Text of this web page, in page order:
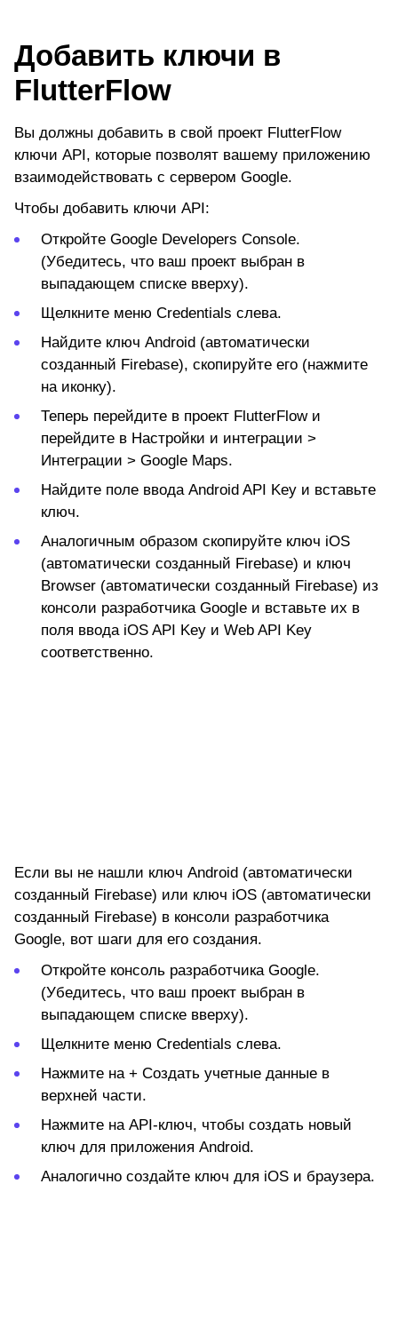
Добавить ключи в
FlutterFlow
Вы должны добавить в свой проект FlutterFlow
ключи API, которые позволят вашему приложению
взаимодействовать с сервером Google.
Чтобы добавить ключи API:
Откройте Google Developers Console.
(Убедитесь, что ваш проект выбран в
выпадающем списке вверху).
Щелкните меню Credentials слева.
Найдите ключ Android (автоматически
созданный Firebase), скопируйте его (нажмите
на иконку).
Теперь перейдите в проект FlutterFlow и
перейдите в Настройки и интеграции >
Интеграции > Google Maps.
Найдите поле ввода Android API Key и вставьте
ключ.
Аналогичным образом скопируйте ключ iOS
(автоматически созданный Firebase) и ключ
Browser (автоматически созданный Firebase) из
консоли разработчика Google и вставьте их в
поля вводаiOS API Key и Web API Key
соответственно.
Если вы не нашли ключ Android (автоматически
созданный Firebase) или ключ iOS (автоматически
созданный Firebase) в консоли разработчика
Google, вот шаги для его создания.
Откройте консоль разработчика Google.
(Убедитесь, что ваш проект выбран в
выпадающем списке вверху).
Щелкните меню Credentials слева.
Нажмите на + Создать учетные данные в
верхней части.
Нажмите на API-ключ, чтобы создать новый
ключ для приложения Android.
Аналогично создайте ключ для iOS и браузера.